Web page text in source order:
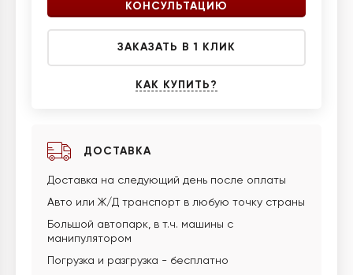
КОНСУЛЬТАЦИЮ
ЗАКАЗАТЬ В 1 КЛИК
КАК КУПИТЬ?
ДОСТАВКА
Доставка на следующий день после оплаты
Авто или Ж/Д транспорт в любую точку страны
Большой автопарк, в т.ч. машины с
манипулятором
Погрузка и разгрузка - бесплатно